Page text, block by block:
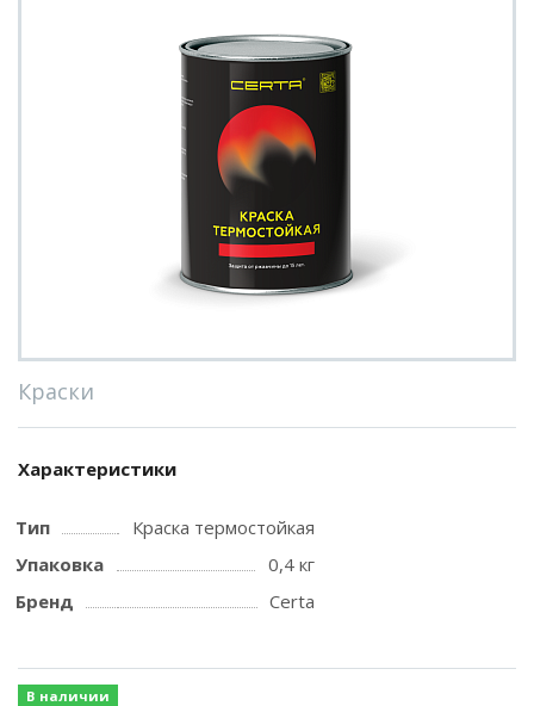
Краски
Характеристики
Тип
Краска термостойкая
Упаковка
0,4 кг
Бренд
Certa
В наличии